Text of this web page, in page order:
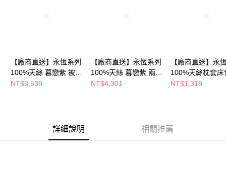
時審查核予不同之上限額度；若仍有額度不足之情形，本公司將視審查結果
請求用戶進行身份認證。
５．嚴禁一人註冊多個帳號或使用他人資訊註冊。若發現惡意使用之情形，
恩沛科技股份有限公司將有權停止該用戶之使用額度並採取法律行動。
【廠商直送】永恆系列
100%天絲 暮戀紫 被套
床包組-加大
NT$3,638
【廠商直送】永恆系列
100%天絲 暮戀紫 兩用
被套床包組-特大
NT$4,301
【廠商直送】永
100%天絲枕套床
(單人)-暮戀紫
NT$1,318
詳細說明 相關推薦